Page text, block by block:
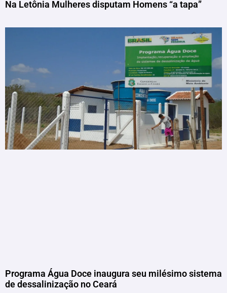
Na Letônia Mulheres disputam Homens “a tapa”
Programa Água Doce inaugura seu milésimo sistema
de dessalinização no Ceará